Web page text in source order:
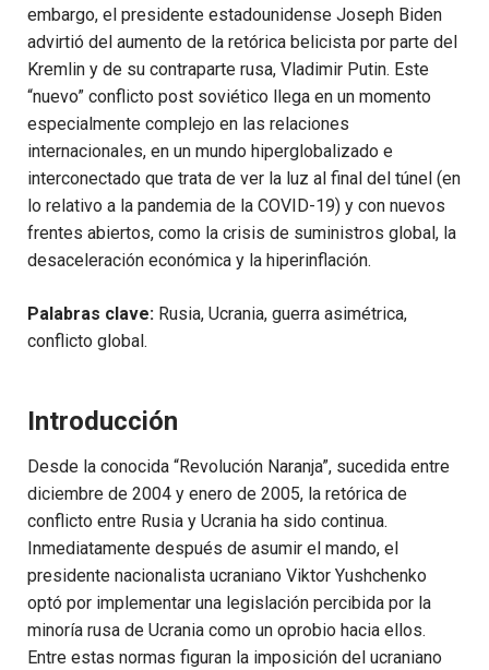
embargo, el presidente estadounidense Joseph Biden
advirtió del aumento de la retórica belicista por parte del
Kremlin y de su contraparte rusa, Vladimir Putin. Este
“nuevo” conflicto post soviético llega en un momento
especialmente complejo en las relaciones
internacionales, en un mundo hiperglobalizado e
interconectado que trata de ver la luz al final del túnel (en
lo relativo a la pandemia de la COVID-19) y con nuevos
frentes abiertos, como la crisis de suministros global, la
desaceleración económica y la hiperinflación.
Palabras clave: Rusia, Ucrania, guerra asimétrica,
conflicto global.
Introducción
Desde la conocida “Revolución Naranja”, sucedida entre
diciembre de 2004 y enero de 2005, la retórica de
conflicto entre Rusia y Ucrania ha sido continua.
Inmediatamente después de asumir el mando, el
presidente nacionalista ucraniano Viktor Yushchenko
optó por implementar una legislación percibida por la
minoría rusa de Ucrania como un oprobio hacia ellos.
Entre estas normas figuran la imposición del ucraniano